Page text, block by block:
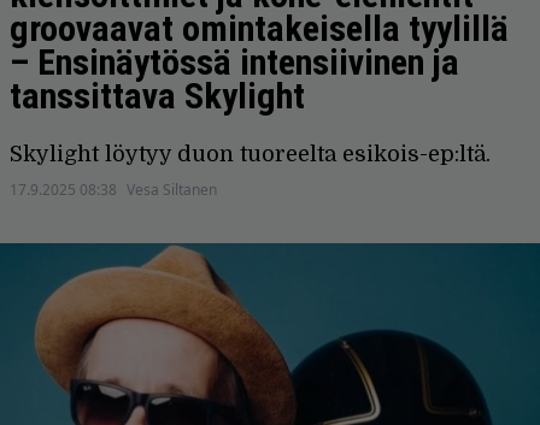
groovaavat omintakeisella tyylillä
– Ensinäytössä intensiivinen ja
tanssittava Skylight
Skylight löytyy duon tuoreelta esikois-ep:ltä.
17.9.2025 08:38 Vesa Siltanen